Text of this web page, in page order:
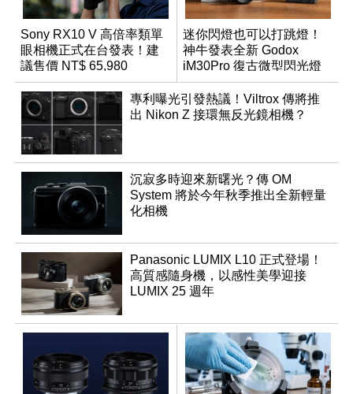
Sony RX10 V 高倍率類單
眼相機正式在台發表！建
議售價 NT$ 65,980
迷你閃燈也可以打跳燈！
神牛發表全新 Godox
iM30Pro 復古微型閃光燈
專利曝光引發熱議！Viltrox 傳將推
出 Nikon Z 接環無反光鏡相機？
沉寂多時迎來新曙光？傳 OM
System 將於今年秋季推出全新輕量
化相機
Panasonic LUMIX L10 正式登場！
高質感隨身機，以感性美學迎接
LUMIX 25 週年